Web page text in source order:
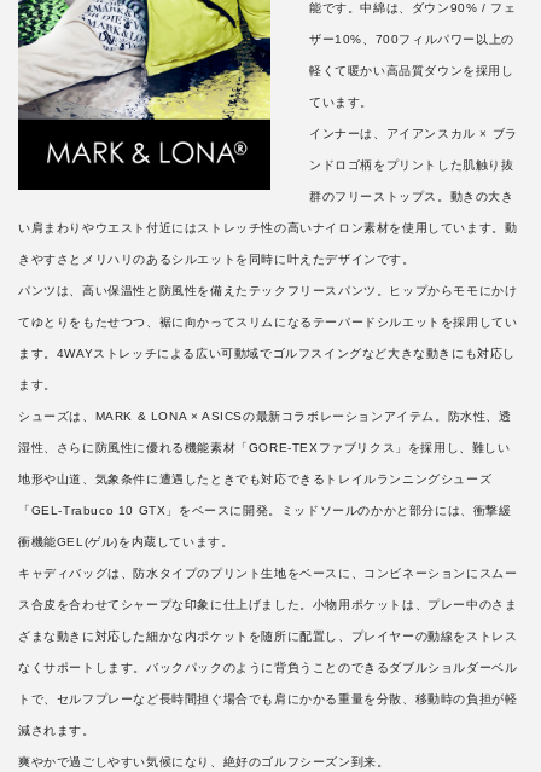
能です。中綿は、ダウン90% / フェ
ザー10%、700フィルパワー以上の
軽くて暖かい高品質ダウンを採用し
ています。
インナーは、アイアンスカル × ブラ
ンドロゴ柄をプリントした肌触り抜
群のフリーストップス。動きの大き
い肩まわりやウエスト付近にはストレッチ性の高いナイロン素材を使用しています。動
きやすさとメリハリのあるシルエットを同時に叶えたデザインです。
パンツは、高い保温性と防風性を備えたテックフリースパンツ。ヒップからモモにかけ
てゆとりをもたせつつ、裾に向かってスリムになるテーパードシルエットを採用してい
ます。4WAYストレッチによる広い可動域でゴルフスイングなど大きな動きにも対応し
ます。
シューズは、MARK & LONA × ASICSの最新コラボレーションアイテム。防水性、透
湿性、さらに防風性に優れる機能素材「GORE-TEXファブリクス」を採用し、難しい
地形や山道、気象条件に遭遇したときでも対応できるトレイルランニングシューズ
「GEL-Trabuco 10 GTX」をベースに開発。ミッドソールのかかと部分には、衝撃緩
衝機能GEL(ゲル)を内蔵しています。
キャディバッグは、防水タイプのプリント生地をベースに、コンビネーションにスムー
ス合皮を合わせてシャープな印象に仕上げました。小物用ポケットは、プレー中のさま
ざまな動きに対応した細かな内ポケットを随所に配置し、プレイヤーの動線をストレス
なくサポートします。バックパックのように背負うことのできるダブルショルダーベル
トで、セルフプレーなど長時間担ぐ場合でも肩にかかる重量を分散、移動時の負担が軽
減されます。
爽やかで過ごしやすい気候になり、絶好のゴルフシーズン到来。